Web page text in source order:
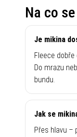
Na co
Je mikina
Fleece
Do mrazu
bundu.
Jak se
Přes hlavu –